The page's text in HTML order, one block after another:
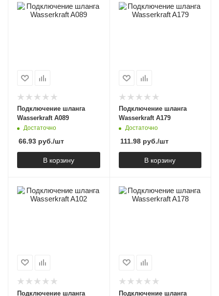
Подключение шланга
Wasserkraft A089
Достаточно
66.93 руб./шт
В корзину
Подключение шланга
Wasserkraft A179
Достаточно
111.98руб./шт
В корзину
Подключение шланга Подключение шланга